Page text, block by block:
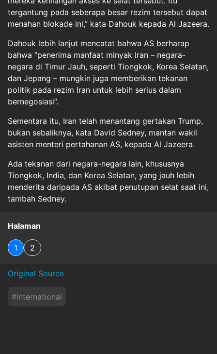
tergantung pada seberapa besar rezim tersebut dapat
menahan blokade ini,” kata Dahouk kepada Al Jazeera.
Dahouk lebih lanjut mencatat bahwa AS berharap
bahwa “penerima manfaat minyak Iran – negara-
negara di Timur Jauh, seperti Tiongkok, Korea Selatan,
dan Jepang – mungkin juga memberikan tekanan
politik pada rezim Iran untuk lebih serius dalam
bernegosiasi”.
Sementara itu, Iran telah menantang gertakan Trump,
bukan sebaliknya, kata David Sedney, mantan wakil
asisten menteri pertahanan AS, kepada Al Jazeera.
Ada tekanan dari negara-negara lain, khususnya
Tiongkok, India, dan Korea Selatan, yang jauh lebih
menderita daripada AS akibat penutupan selat saat ini,
tambah Sedney.
Halaman
1 2
Original Source
#international